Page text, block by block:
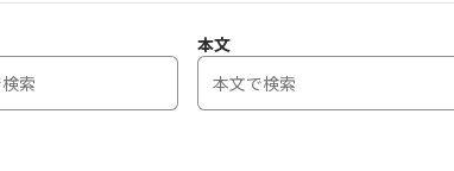
本文